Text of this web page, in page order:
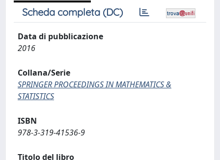
Scheda completa (DC)
Data di pubblicazione
2016
Collana/Serie
SPRINGER PROCEEDINGS IN MATHEMATICS &
STATISTICS
ISBN
978-3-319-41536-9
Titolo del libro